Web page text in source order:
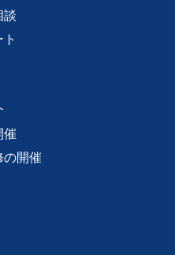
談
催
の開催